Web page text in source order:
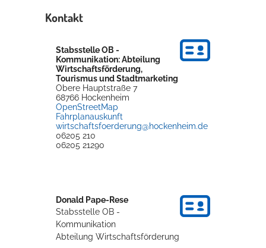
Rathaus
Service
Kontakt
Stabsstelle OB -
Kommunikation: Abteilung
Wirtschaftsförderung,
Tourismus und Stadtmarketing
Obere Hauptstraße 7
68766 Hockenheim
OpenStreetMap
Fahrplanauskunft
wirtschaftsfoerderung@hockenheim.de
06205 210
06205 21290
Donald Pape-Rese
Stabsstelle OB -
Kommunikation
Abteilung Wirtschaftsförderung